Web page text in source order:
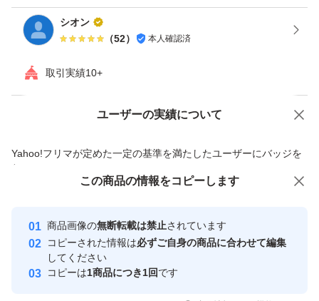
シオン
（52） 本人確認済
取引実績10+
ユーザーの実績について
Yahoo!フリマが定めた一定の基準を満たしたユーザーにバッジを
付与しています
安心取引出品者
心・安全なユーザーです
取引実績
引を完了させた実績があります
価格の相談 商品への質問
この商品の情報をコピーします
商品画像の無断転載は禁止されています
コピーされた情報は必ずご自身の商品に合わせて編集
してください
コピーは1商品につき1回です
この商品をみている人にオススメ